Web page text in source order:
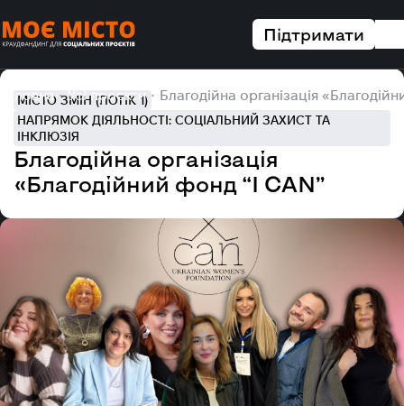
Підтримати
Головна Усі проєкти Благодійна організація
МІСТО ЗМІН (ПОТІК 1)
НАПРЯМОК ДІЯЛЬНОСТІ: СОЦІАЛЬНИЙ ЗАХИСТ ТА
ІНКЛЮЗІЯ
Благодійна організація
«Благодійний фонд “I CAN”